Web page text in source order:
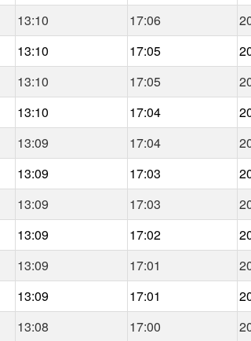
13:10 17:06
13:10 17:05
13:10 17:05
13:10 17:04
13:09 17:04
13:09 17:03
13:09 17:03
13:09 17:02
13:09 17:01
13:09 17:01
13:08 17:00